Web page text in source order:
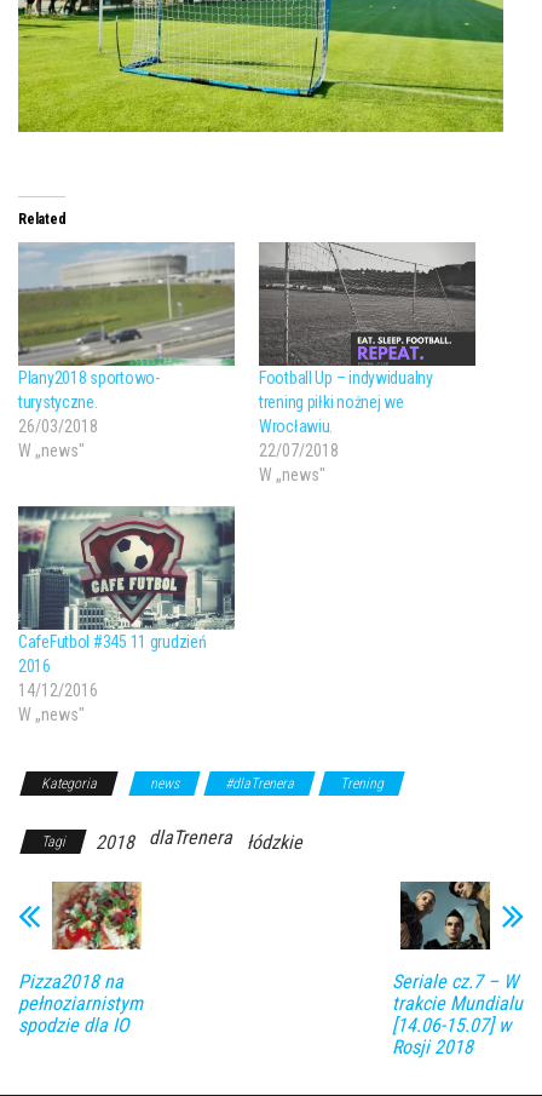
Related
Plany2018 sportowo-
turystyczne.
26/03/2018
W „news"
Football Up – indywidualny
trening piłki nożnej we
Wrocławiu.
22/07/2018
W „news"
CafeFutbol #345 11 grudzień
2016
14/12/2016
W „news"
Kategoria news #dlaTrenera Trening
Tagi 2018 dlaTrenera łódzkie
Pizza2018 na
pełnoziarnistym
spodzie dla IO
Seriale cz.7 – W
trakcie Mundialu
[14.06-15.07] w
Rosji 2018